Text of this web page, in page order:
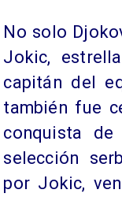
No solo
Jokic,
capitán del
también fue
conquista
selección
por Jokic,